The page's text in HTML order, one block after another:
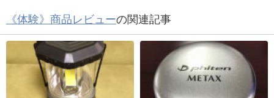
《体験》商品レビューの関連記事